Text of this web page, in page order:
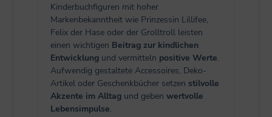
Kinderbuchfiguren mit hoher
Markenbekanntheit wie Prinzessin Lillifee,
Felix der Hase oder der Grolltroll leisten
einen wichtigen Beitrag zur kindlichen
Entwicklung und vermitteln positive Werte.
Aufwendig gestaltete Accessoires, Deko-
Artikel oder Geschenkbücher setzen stilvolle
Akzente im Alltag und gebenwertvolle
Lebensimpulse.